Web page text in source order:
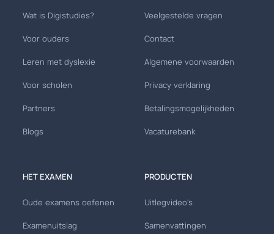
Wat is Digistudies?
Voor ouders
Leren met dyslexie
Voor scholen
Partners
Blogs
Veelgestelde vragen
Contact
Algemene voorwaarden
Privacy verklaring
Betalingsmogelijkheden
Vacaturebank
HET EXAMEN
Oude examens oefenen
Examenuitslag
PRODUCTEN
Uitlegvideo's
Samenvattingen